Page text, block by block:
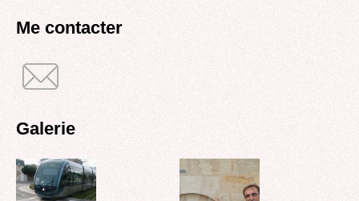
recherche
Me contacter
Galerie